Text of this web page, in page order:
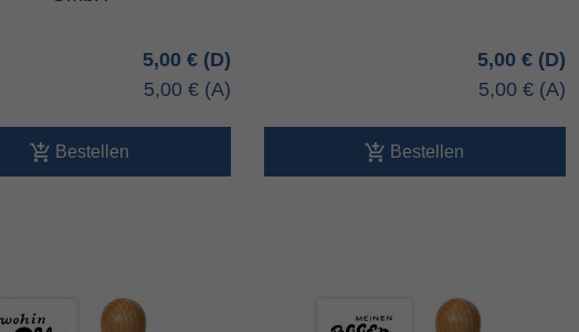
5,00 €
5,00 €
Bestellen
5,00 €
5,00 €
Bestellen